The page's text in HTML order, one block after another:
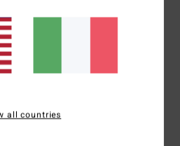
copertura posteriore succinta e
cambiare a seconda della
all countries